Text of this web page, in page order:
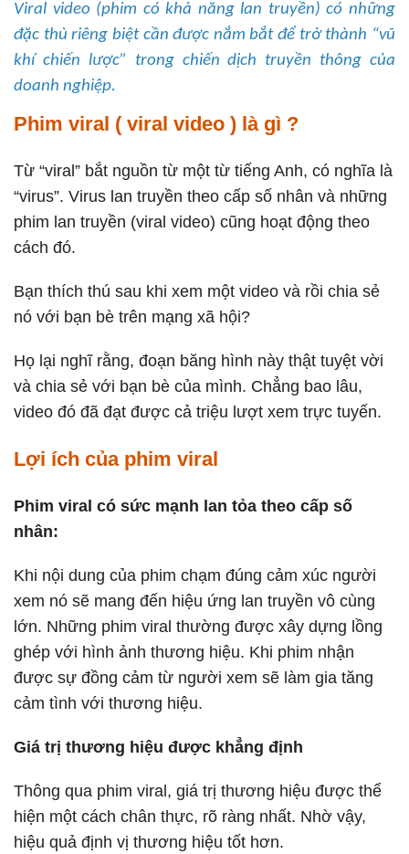
Viral video (phim có khả năng lan truyền) có những
đặc thù riêng biệt cần được nắm bắt để trở thành “vũ
khí chiến lược” trong chiến dịch truyền thông của
doanh nghiệp.
Phim viral ( viral video ) là gì ?
Từ “viral” bắt nguồn từ một từ tiếng Anh, có nghĩa là
“virus”. Virus lan truyền theo cấp số nhân và những
phim lan truyền (viral video) cũng hoạt động theo
cách đó.
Bạn thích thú sau khi xem một video và rồi chia sẻ
nó với bạn bè trên mạng xã hội?
Họ lại nghĩ rằng, đoạn băng hình này thật tuyệt vời
và chia sẻ với bạn bè của mình. Chẳng bao lâu,
video đó đã đạt được cả triệu lượt xem trực tuyến.
Lợi ích của phim viral
Phim viral có sức mạnh lan tỏa theo cấp số
nhân:
Khi nội dung của phim chạm đúng cảm xúc người
xem nó sẽ mang đến hiệu ứng lan truyền vô cùng
lớn. Những phim viral thường được xây dựng lồng
ghép với hình ảnh thương hiệu. Khi phim nhận
được sự đồng cảm từ người xem sẽ làm gia tăng
cảm tình với thương hiệu.
Giá trị thương hiệu được khẳng định
Thông qua phim viral, giá trị thương hiệu được thể
hiện một cách chân thực, rõ ràng nhất. Nhờ vậy,
hiệu quả định vị thương hiệu tốt hơn.